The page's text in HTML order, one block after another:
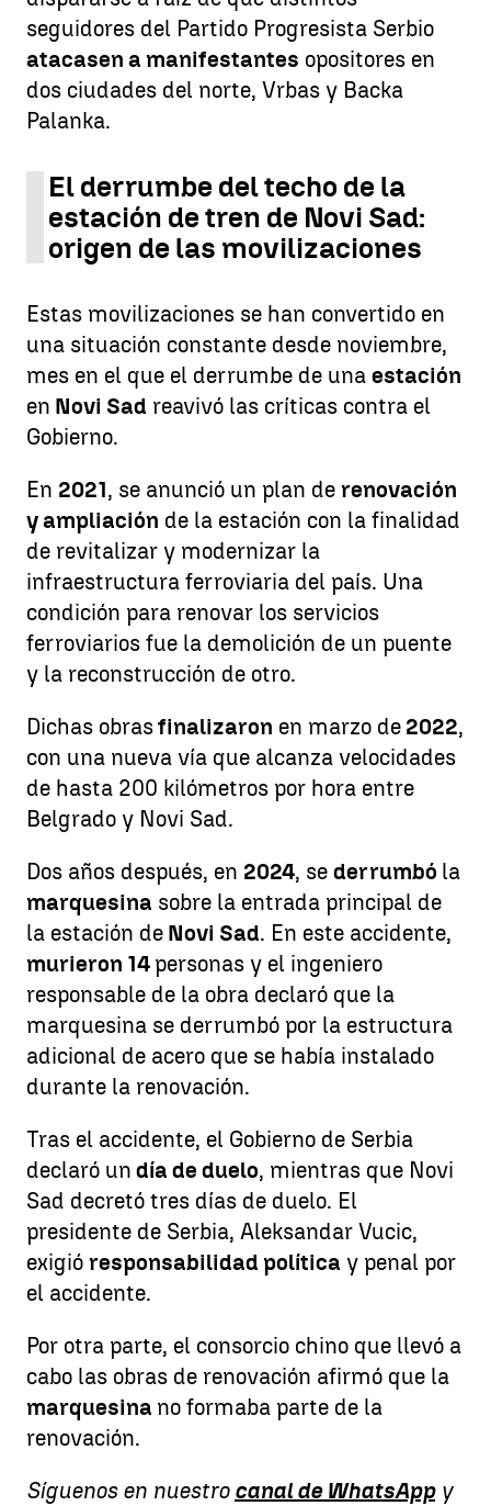
seguidores del Partido Progresista Serbio
atacasen a manifestantes opositores en
dos ciudades del norte, Vrbas y Backa
Palanka.
El derrumbe del techo de la
estación de tren de Novi Sad:
origen de las movilizaciones
Estas movilizaciones se han convertido en
una situación constante desde noviembre,
mes en el que el derrumbe de una estación
en Novi Sad reavivó las críticas contra el
Gobierno.
En 2021, se anunció un plan de renovación
y ampliación de la estación con la finalidad
de revitalizar y modernizar la
infraestructura ferroviaria del país. Una
condición para renovar los servicios
ferroviarios fue la demolición de un puente
y la reconstrucción de otro.
Dichas obrasfinalizaron en marzo de 2022,
con una nueva vía que alcanza velocidades
de hasta 200 kilómetros por hora entre
Belgrado y Novi Sad.
Dos años después, en 2024, se derrumbó la
marquesina sobre la entrada principal de
la estación de Novi Sad. En este accidente,
murieron 14 personas y el ingeniero
responsable de la obra declaró que la
marquesina se derrumbó por la estructura
adicional de acero que se había instalado
durante la renovación.
Tras el accidente, el Gobierno de Serbia
declaró un día de duelo, mientras que Novi
Sad decretó tres días de duelo. El
presidente de Serbia, Aleksandar Vucic,
exigió responsabilidad política y penal por
el accidente.
Por otra parte, el consorcio chino que llevó a
cabo las obras de renovación afirmó que la
marquesina no formaba parte de la
renovación.
Síguenos en nuestro canal de WhatsAppy